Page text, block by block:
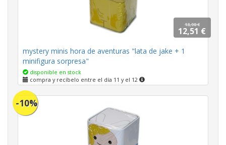
13,90 €
12,51 €
mystery minis hora de aventuras "lata de jake + 1
minifigura sorpresa"
disponible en stock
compra y recíbelo entre el día 11 y el 12
-10%